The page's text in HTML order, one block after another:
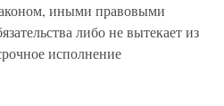
иными правовыми
либо не вытекает из
исполнение